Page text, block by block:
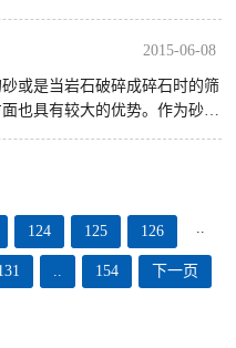
2015-06-08
或是当岩石破碎成碎石时的筛
也具有较大的优势。作为砂石
的投身于人工制砂的行业，却
..
124 125 126
.. 154 下一页